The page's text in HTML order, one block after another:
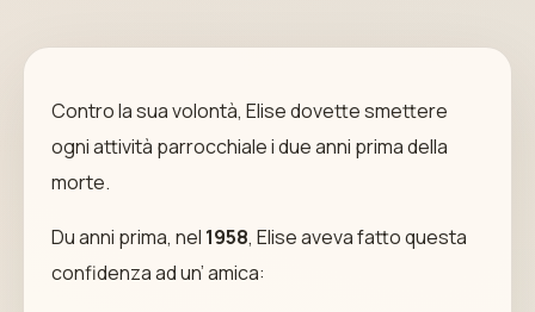
Contro la sua volontà, Elise dovette smettere
ogni attività parrocchiale i due anni prima della
morte.
Du anni prima, nel 1958, Elise aveva fatto questa
confidenza ad un’ amica: